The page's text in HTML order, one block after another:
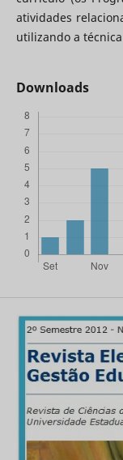
atividades
utilizando a
Downloads